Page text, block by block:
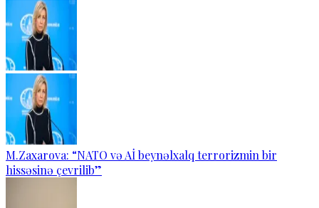
M.Zaxarova: “NATO və Aİ beynəlxalq terrorizmin bir
hissəsinə çevrilib”